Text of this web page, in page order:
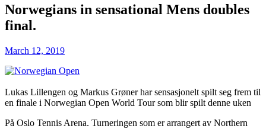
Norwegians in sensational Mens doubles
final.
March 12, 2019
Lukas Lillengen og Markus Grøner har sensasjonelt spilt seg frem til
en finale i Norwegian Open World Tour som blir spilt denne uken
På Oslo Tennis Arena. Turneringen som er arrangert av Northern